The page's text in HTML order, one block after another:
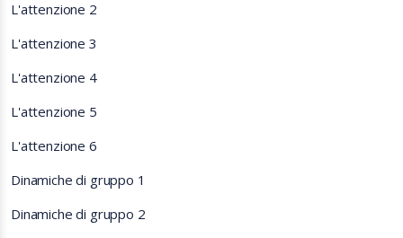
L'attenzione 2
L'attenzione 3
L'attenzione 4
L'attenzione 5
L'attenzione 6
Dinamiche di gruppo 1
Dinamiche di gruppo 2